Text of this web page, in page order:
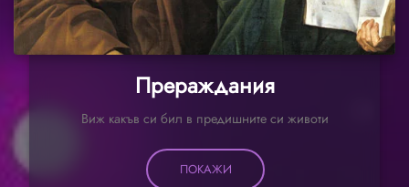
Прераждания
Виж какъв си бил в предишните си животи
ПОКАЖИ